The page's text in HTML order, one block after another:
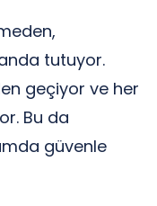
tutuyor.
geçiyor ve her
Bu da
güvenle